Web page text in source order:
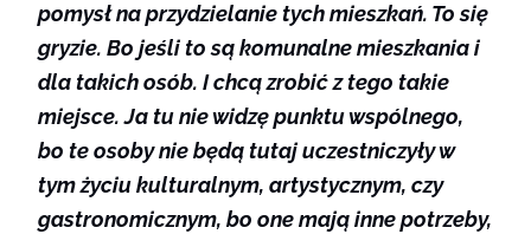
pomysł na przydzielanie tych mieszkań. To się
gryzie. Bo jeśli to są komunalne mieszkania i
dla takich osób. I chcą zrobić z tego takie
miejsce. Ja tu nie widzę punktu wspólnego,
bo te osoby nie będą tutaj uczestniczyły w
tym życiu kulturalnym, artystycznym, czy
gastronomicznym, bo one mają inne potrzeby,